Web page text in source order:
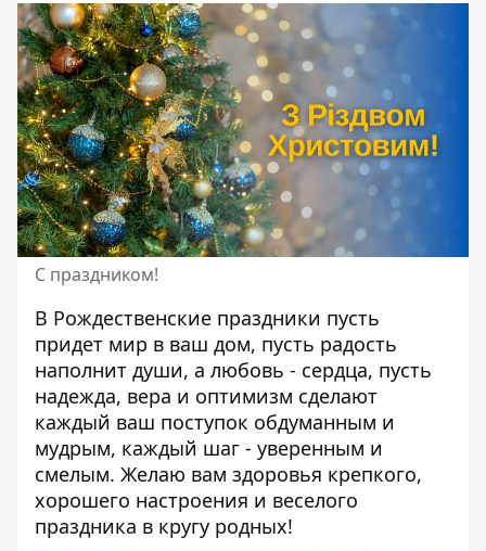
С праздником!
В Рождественские праздники пусть
придет мир в ваш дом, пусть радость
наполнит души, а любовь - сердца, пусть
надежда, вера и оптимизм сделают
каждый ваш поступок обдуманным и
мудрым, каждый шаг - уверенным и
смелым. Желаю вам здоровья крепкого,
хорошего настроения и веселого
праздника в кругу родных!